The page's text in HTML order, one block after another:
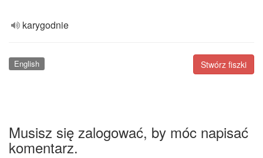
karygodnie
Stwórz fiszki
English
Musisz się zalogować, by móc napisać
komentarz.